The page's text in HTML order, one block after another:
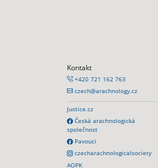
Kontakt
+420 721 162 763
czech@arachnology.cz
Justice.cz
Česká arachnologická
společnost
Pavouci
czecharachnologicalsociety
AOPK